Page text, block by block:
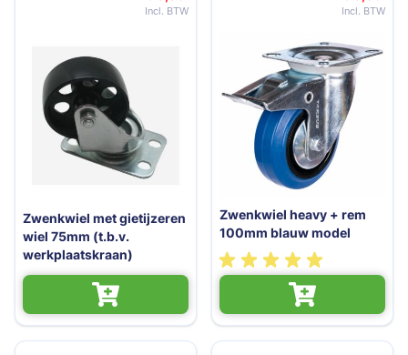
Zwenkwiel met gietijzeren
wiel 75mm (t.b.v.
werkplaatskraan)
Zwenkwiel heavy + rem
100mm blauw model